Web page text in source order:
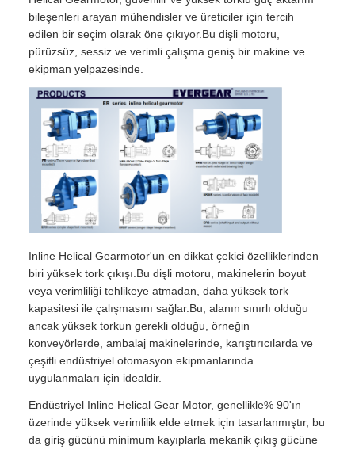
bileşenleri arayan mühendisler ve üreticiler için tercih
edilen bir seçim olarak öne çıkıyor.Bu dişli motoru,
pürüzsüz, sessiz ve verimli çalışma geniş bir makine ve
ekipman yelpazesinde.
Inline Helical Gearmotor'un en dikkat çekici özelliklerinden
biri yüksek tork çıkışı.Bu dişli motoru, makinelerin boyut
veya verimliliği tehlikeye atmadan, daha yüksek tork
kapasitesi ile çalışmasını sağlar.Bu, alanın sınırlı olduğu
ancak yüksek torkun gerekli olduğu, örneğin
konveyörlerde, ambalaj makinelerinde, karıştırıcılarda ve
çeşitli endüstriyel otomasyon ekipmanlarında
uygulanmaları için idealdir.
Endüstriyel Inline Helical Gear Motor, genellikle% 90'ın
üzerinde yüksek verimlilik elde etmek için tasarlanmıştır, bu
da giriş gücünü minimum kayıplarla mekanik çıkış gücüne